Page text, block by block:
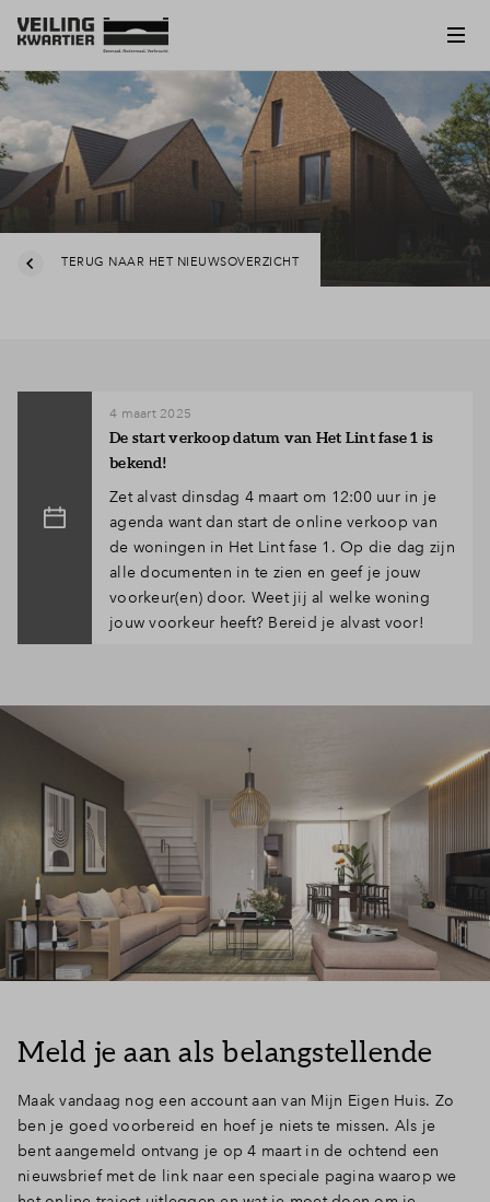
TERUG NAAR HET NIEUWSOVERZICHT
4 maart 2025
De start verkoop datum van Het Lint fase 1 is
bekend!
Zet alvast dinsdag 4 maart om 12:00 uur in je
agenda want dan start de online verkoop van
de woningen in Het Lint fase 1. Op die dag zijn
alle documenten in te zien en geef je jouw
voorkeur(en) door. Weet jij al welke woning
jouw voorkeur heeft? Bereid je alvast voor!
Meld je aan als belangstellende
Maak vandaag nog een account aan van Mijn Eigen Huis. Zo
ben je goed voorbereid en hoef je niets te missen. Als je
bent aangemeld ontvang je op 4 maart in de ochtend een
nieuwsbrief met de link naar een speciale pagina waarop we